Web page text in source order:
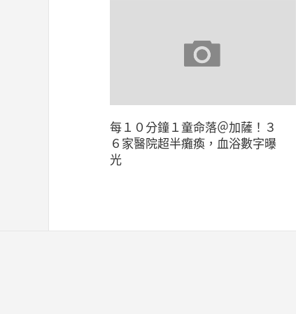
每１０分鐘１童命落＠加薩！３
６家醫院超半癱瘓，血浴數字曝
光